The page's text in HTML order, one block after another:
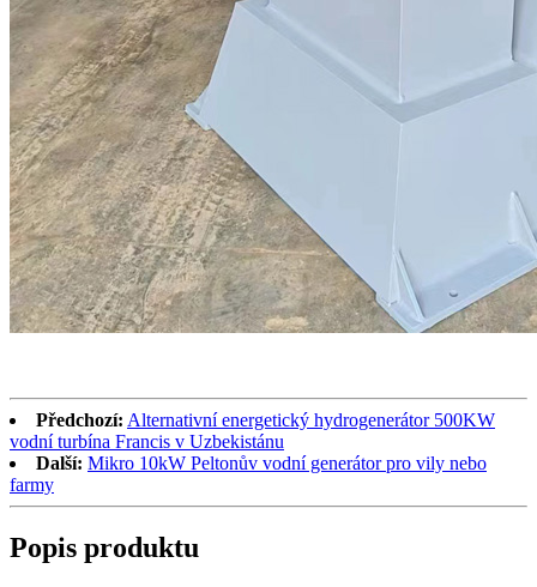
Předchozí: Alternativní energetický hydrogenerátor 500KW
vodní turbína Francis v Uzbekistánu
Další: Mikro 10kW Peltonův vodní generátor pro vily nebo
farmy
Popis produktu